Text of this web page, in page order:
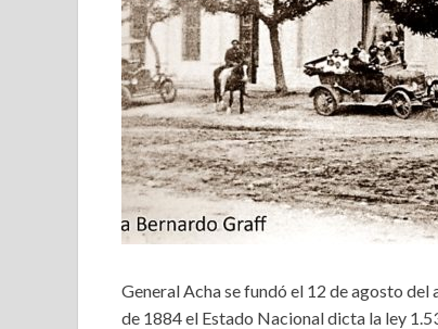
General Acha se fundó el 12 de agosto
de 1884 el Estado Nacional dicta la ley